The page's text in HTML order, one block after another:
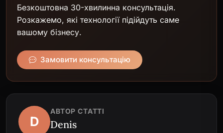
Безкоштовна 30-хвилинна консультація.
Розкажемо, які технології підійдуть саме
вашому бізнесу.
Замовити консультацію
D
АВТОР СТАТТІ
Denis